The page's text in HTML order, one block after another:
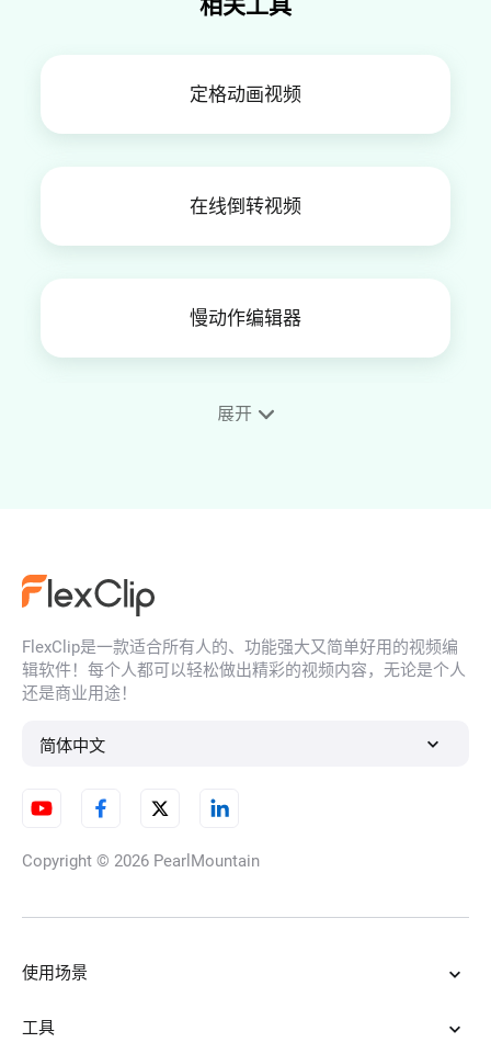
相关工具
定格动画视频
在线倒转视频
慢动作编辑器
YouTube缩略图制作器
展开
FlexClip是一款适合所有人的、功能强大又简单好用的视频编
辑软件！每个人都可以轻松做出精彩的视频内容，无论是个人
还是商业用途！
简体中文
Copyright © 2026 PearlMountain
使用场景
工具